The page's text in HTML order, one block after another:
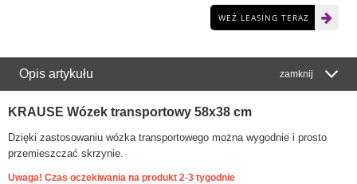
WEŹ LEASING TERAZ
Opis artykułu zamknij
KRAUSE Wózek transportowy 58x38 cm
Dzięki zastosowaniu wózka transportowego można wygodnie i prosto
przemieszczać skrzynie.
Uwaga! Czas oczekiwania na produkt 2-3 tygodnie